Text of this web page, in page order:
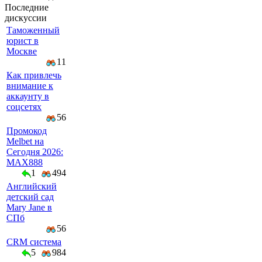
Последние
дискуссии
Таможенный
юрист в
Москве
11
Как привлечь
внимание к
аккаунту в
соцсетях
56
Промокод
Melbet на
Сегодня 2026:
MAX888
1
494
Английский
детский сад
Mary Jane в
СПб
56
CRM система
5
984